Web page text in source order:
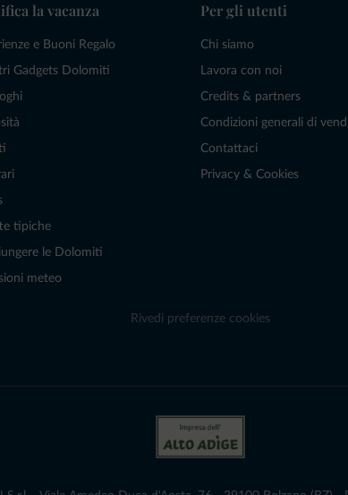
la vacanza
e Buoni Regalo
Gadgets Dolomiti
tipiche
le Dolomiti
meteo
Per gli utenti
Chi siamo
Lavora con noi
Credits & partners
Condizioni generali di
Contattaci
Privacy & Cookies
Rivedi preferenze cookies